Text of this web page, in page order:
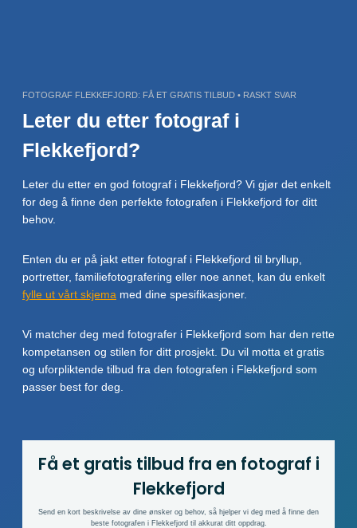
FOTOGRAF FLEKKEFJORD: FÅ ET GRATIS TILBUD • RASKT SVAR
Leter du etter fotograf i
Flekkefjord?
Leter du etter en god fotograf i Flekkefjord? Vi gjør det enkelt
for deg å finne den perfekte fotografen i Flekkefjord for ditt
behov.
Enten du er på jakt etter fotograf i Flekkefjord til bryllup,
portretter, familiefotografering eller noe annet, kan du enkelt
fylle ut vårt skjema med dine spesifikasjoner.
Vi matcher deg med fotografer i Flekkefjord som har den rette
kompetansen og stilen for ditt prosjekt. Du vil motta et gratis
og uforpliktende tilbud fra den fotografen i Flekkefjord som
passer best for deg.
Få et gratis tilbud fra en fotograf i
Flekkefjord
Send en kort beskrivelse av dine ønsker og behov, så hjelper vi deg med å finne den
beste fotografen i Flekkefjord til akkurat ditt oppdrag.